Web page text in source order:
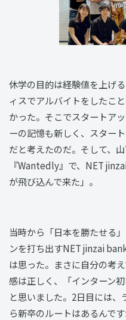
休学の目的は経験値を上げ
ィスでアルバイトをしたこ
かった。そこでスタートア
ーの記憶も新しく、スター
だと考えたのだ。そして、
『Wantedly』で、NET
が飛び込んで来た」。
当時から「日本を勝たせる
ンを打ち出すNET jinzai
は思った。まさに自分の考
感は正しく、「インターン
と思いました。2日目には
ら新卒のルートはあるんで